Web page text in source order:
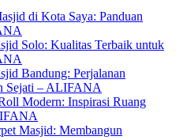
di Kota Saya: Panduan
Solo: Kualitas Terbaik untuk
Bandung: Perjalanan
Sejati – ALIFANA
Modern: Inspirasi Ruang
Masjid: Membangun